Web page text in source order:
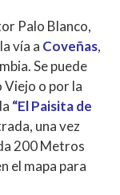
Palo Blanco,
vía a Coveñas,
Se puede
o por la
“El Paisita de
una vez
200 Metros
el mapa para